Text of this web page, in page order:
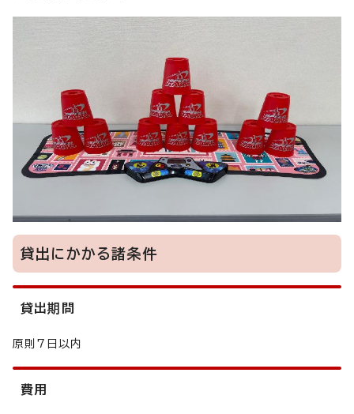
貸出にかかる諸条件
貸出期間
原則7日以内
費用